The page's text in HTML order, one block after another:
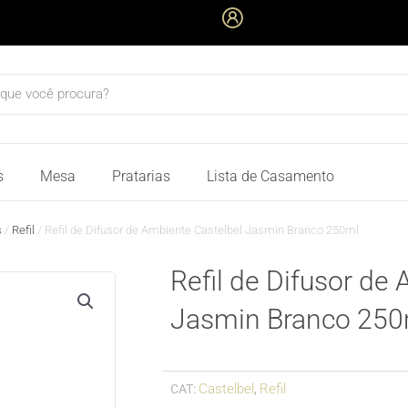
Mesa Pratarias Lista de Casamento
/ Refil / Refil de Difusor de Ambiente Castelbel Jasmin Branco 250ml
Refil de Difusor de
Jasmin Branco
CAT: Castelbel , Refil